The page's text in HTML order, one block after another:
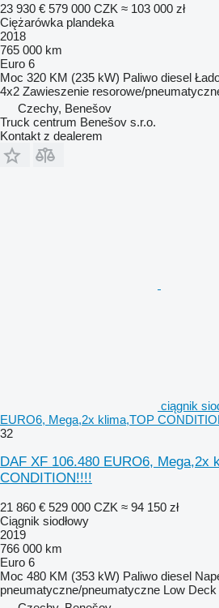
23 930 € 579 000 CZK ≈ 103 000 zł
Ciężarówka plandeka
2018
765 000 km
Euro 6
Moc 320 KM (235 kW) Paliwo diesel
4x2 Zawieszenie resorowe/
Czechy, Benešov
Truck centrum Benešov s.r.o.
Kontakt z dealerem
ciągnik
EURO6, Mega,2x klima,TOP
32
DAF XF 106.480 EURO6, Mega,2x
CONDITION!!!!
21 860 € 529 000 CZK ≈ 94 150 zł
Ciągnik siodłowy
2019
766 000 km
Euro 6
Moc 480 KM (353 kW) Paliwo diesel
pneumatyczne/pneumatyczne Low Deck